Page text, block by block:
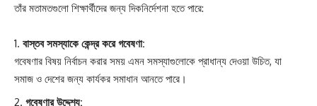
তাঁর মতামতগুলো শিক্ষার্থীদের জন্য দিকনির্দেশনা হতে পারে:
বাস্তব সমস্যাকে কেন্দ্র করে গবেষণা:
গবেষণার বিষয় নির্বাচন করার সময় এমন সমস্যাগুলোকে প্রাধান্য দেওয়া উচিত, যা
সমাজ ও দেশের জন্য কার্যকর সমাধান আনতে পারে।
গবেষণার উদ্দেশ্য: